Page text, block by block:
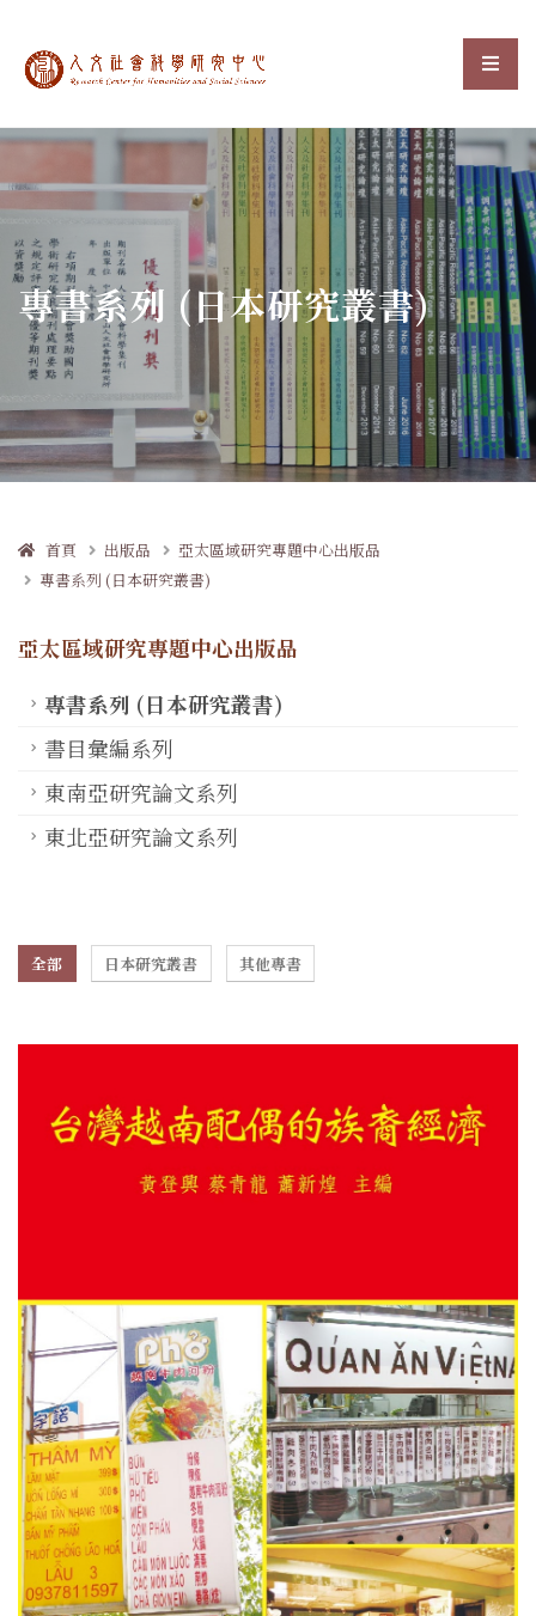
中央研究院人文社會科選
:::
專書系列 (日本研究叢書)
首頁 出版品
亞太區域研究專題中心出版品
專書系列 (日本研究叢書)
亞太區域研究專題中心出版品
專書系列 (日本研究叢書)
書目彙編系列
東南亞研究論文系列
東北亞研究論文系列
全部 日本研究叢書 其他專書